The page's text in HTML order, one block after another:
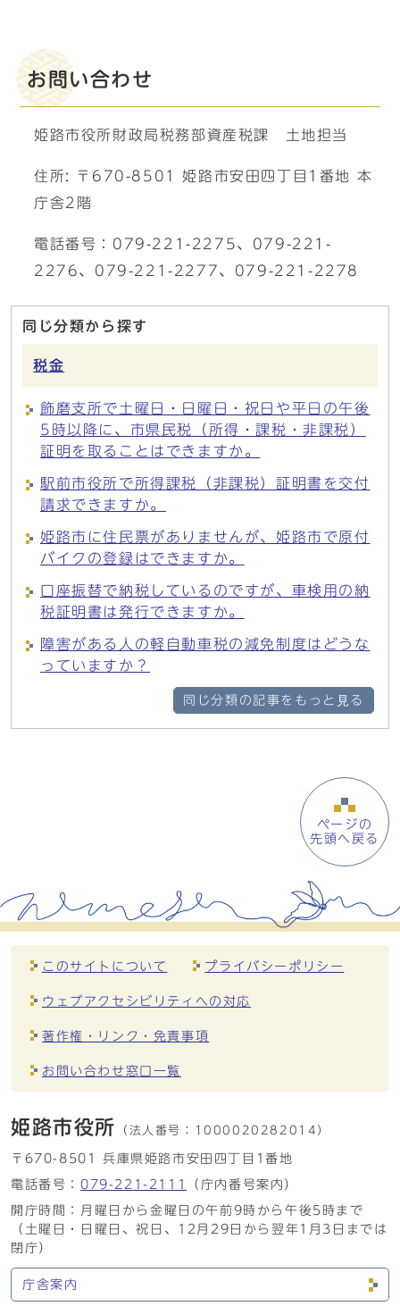
お問い合わせ
姫路市役所財政局税務部資産税課 土地担当
住所: 〒670-8501 姫路市安田四丁目1番地 本
庁舎2階
電話番号：079-221-2275、079-221-
2276、079-221-2277、079-221-2278
同じ分類から探す
税金
飾磨支所で土曜日・日曜日・祝日や平日の午後
5時以降に、市県民税（所得・課税・非課税）
証明を取ることはできますか。
駅前市役所で所得課税（非課税）証明書を交付
請求できますか。
姫路市に住民票がありませんが、姫路市で原付
バイクの登録はできますか。
口座振替で納税しているのですが、車検用の納
税証明書は発行できますか。
障害がある人の軽自動車税の減免制度はどうな
っていますか？
同じ分類の記事をもっと見る
ページの
先頭へ戻る
このサイトについて プライバシーポリシー
ウェブアクセシビリティへの対応
著作権・リンク・免責事項
お問い合わせ窓口一覧
姫路市役所 （法人番号： 1000020282014）
〒670-8501 兵庫県姫路市安田四丁目1番地
電話番号： 079-221-2111
（庁内番号案内）
開庁時間：月曜日から金曜日の午前9時から午後5時まで
（土曜日・日曜日、祝日、12月29日から翌年1月3日までは
閉庁）
庁舎案内